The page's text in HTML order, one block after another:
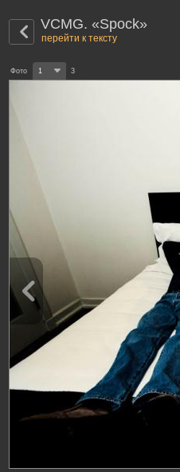
VCMG. «Spock»
перейти к тексту
Фото 1 3